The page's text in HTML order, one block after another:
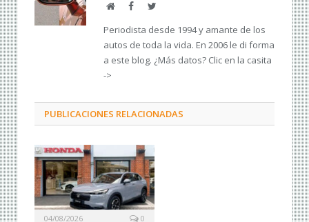
Web FacebookTwitter
Periodista desde 1994 y amante de los
autos de toda la vida. En 2006 le di forma
a este blog. ¿Más datos? Clic en la casita
->
PUBLICACIONES RELACIONADAS
04/08/2026 0